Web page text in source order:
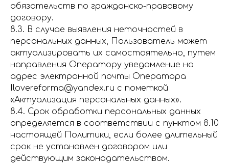
обязательств по гражданско-правовому
договору.
8.3. В случае выявления неточностей в
персональных данных, Пользователь может
актуализировать их самостоятельно, путем
направления Оператору уведомление на
адрес электронной почты Оператора
Ilovereforma@yandex.ru с пометкой
«Актуализация персональных данных».
8.4. Срок обработки персональных данных
определяется в соответствии с пунктом 8.10
настоящей Политики, если более длительный
срок не установлен договором или
действующим законодательством.